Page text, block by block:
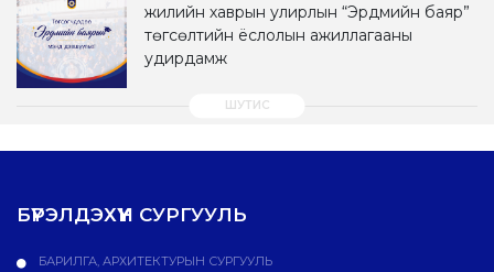
жилийн хаврын улирлын “Эрдмийн баяр”
төгсөлтийн ёслолын ажиллагааны
удирдамж
БҮРЭЛДЭХҮҮН СУРГУУЛЬ
БАРИЛГА, АРХИТЕКТУРЫН СУРГУУЛЬ